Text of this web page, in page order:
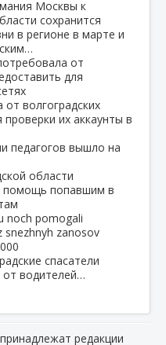
в регионе в марте и
от
для
педагогов вышло на
области
помощь попавшим в
спасатели
от водителей…
редакции